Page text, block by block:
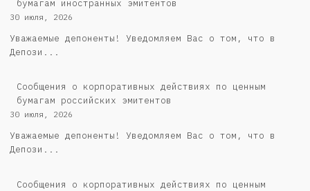
бумагам иностранных эмитентов
30 июля, 2026
Уважаемые депоненты! Уведомляем Вас о том, что в
Депози...
Cообщения о корпоративных действиях по ценным
бумагам российских эмитентов
30 июля, 2026
Уважаемые депоненты! Уведомляем Вас о том, что в
Депози...
Сообщения о корпоративных действиях по ценным